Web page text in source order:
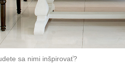
sa nimi inšpirovať?